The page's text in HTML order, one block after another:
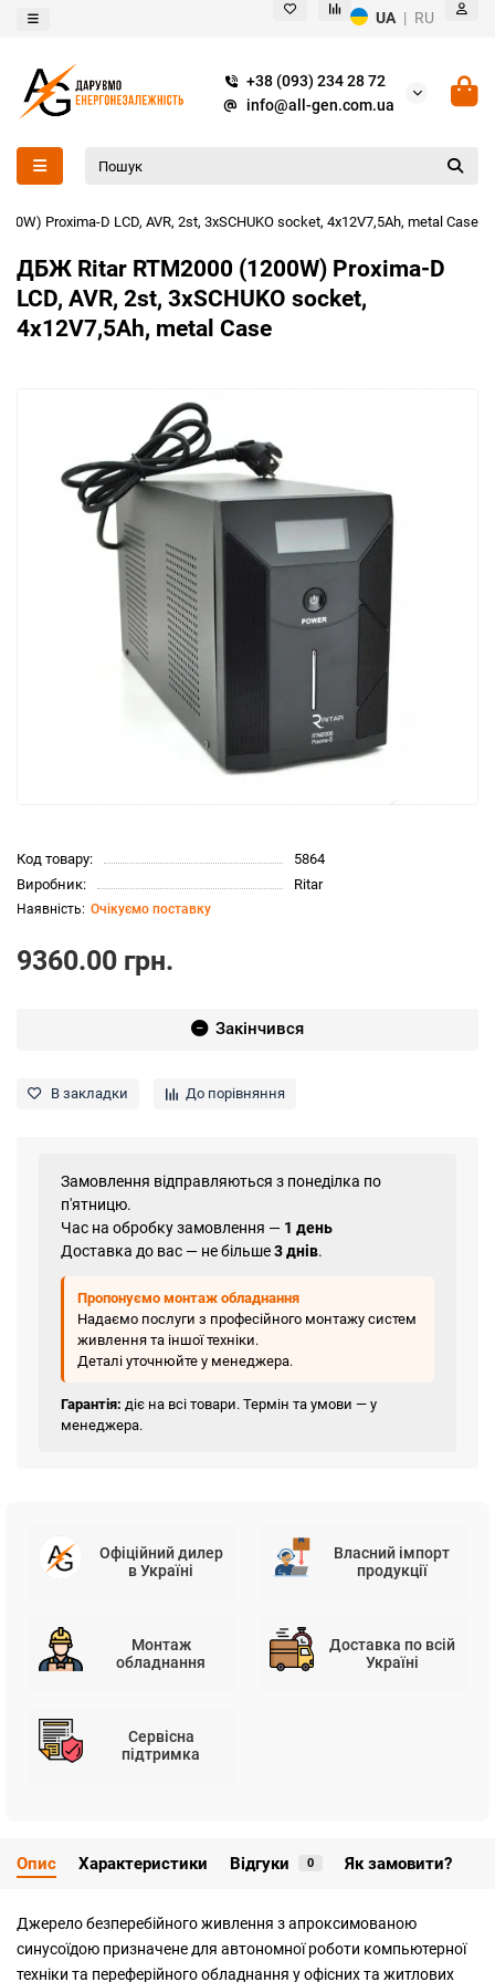
UA | RU
+38 (093) 234 28 72
info@all-gen.com.ua
Proxima-D LCD, AVR, 2st, 3xSCHUKO socket, 4x12V7,5Ah, metal Case
ДБЖ Ritar RTM2000 (1200W) Proxima-D
LCD, AVR, 2st, 3xSCHUKO socket,
4x12V7,5Ah, metal Case
Код товару:
5864
Виробник:
Ritar
Очікуємо поставку
9360.00 грн.
Закінчився
В закладки До порівняння
Замовлення відправляються з понеділка по
п'ятницю.
Час на обробку замовлення — 1 день
Доставка до вас — не більше3 днів.
Пропонуємо монтаж обладнання
Надаємо послуги з професійного монтажу систем
живлення та іншої техніки.
Деталі уточнюйте у менеджера.
Гарантія: діє на всі товари. Термін та умови — у
менеджера.
Офіційний дилер
в Україні
Власний імпорт
продукції
Монтаж
обладнання
Доставка по всій
Україні
Сервісна
підтримка
Опис Характеристики Відгуки 0 Як замовити?
Джерело безперебійного живлення з апроксимованою
синусоїдою призначене для автономної роботи компьютерної
техніки та переферійного обладнання у офісних та житлових